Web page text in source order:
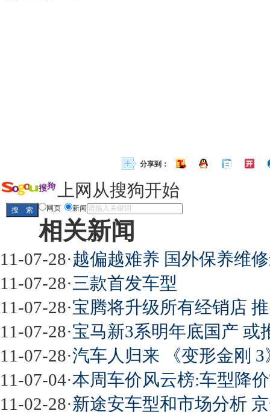
分享到：
上网从搜狗开始
网页 新闻
相关新闻
11-07-28·越偏越难养 国外保养维
11-07-28·三款首发车型
11-07-28·宝腾将升级所有经销店
11-07-28·宝马新3系明年底国产 或
11-07-28·汽车人归来 《变形金刚
11-07-04·本周车价风云榜:车型降
11-02-28·新途安车型和市场分析